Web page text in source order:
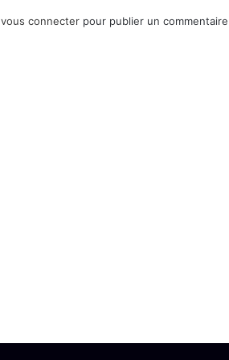
vous connecter pour publier un